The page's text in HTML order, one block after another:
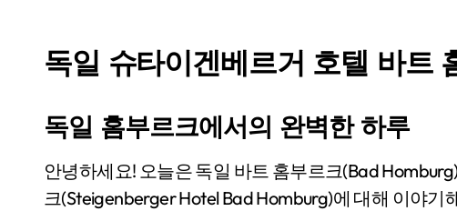
독일 슈타이겐베르거 호텔 바트
독일 홈부르크에서의 완벽한 하루
안녕하세요! 오늘은 독일 바트 홈부르크(Bad Homburg)에 위치한 슈타이겐베르거 호텔 바트 홈부르
크(Steigenberger Hotel Bad Homburg)에 대해 이야기